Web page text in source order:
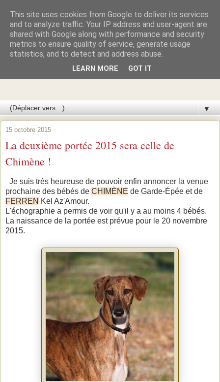
Azawakhs & Taïgans de
GARDE-ÉPÉE
▼
15 octobre 2015
La deuxième portée 2015 sera celle de
Chimène !
Je suis très heureuse de pouvoir enfin annoncer la venue
prochaine des bébés de CHIMÈNE de Garde-Épée et de
FERREN Kel Az'Amour.
L'échographie a permis de voir qu'il y a au moins 4 bébés.
La naissance de la portée est prévue pour le 20 novembre
2015.
This site uses cookies from Google to deliver its services
and to analyze traffic. Your IP address and user-agent are
shared with Google along with performance and security
metrics to ensure quality of service, generate usage
statistics, and to detect and address abuse.
LEARN MORE GOT IT